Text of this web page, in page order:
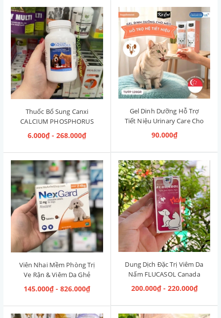
Thuốc Bổ Sung Canxi
CALCIUM PHOSPHORUS
Mỹ (Hộp 50 viên)
6.000₫ - 268.000₫
Gel Dinh Dưỡng Hỗ Trợ
Tiết Niệu Urinary Care Cho
Mèo KitCat Singapore 120g
90.000₫
Viên Nhai Mềm Phòng Trị
Ve Rận & Viêm Da Ghẻ
NexGard Pháp (2kg-4kg)
145.000₫ - 826.000₫
Dung Dịch Đặc Trị Viêm Da
Nấm FLUCASOL Canada
5ml
200.000₫ - 220.000₫